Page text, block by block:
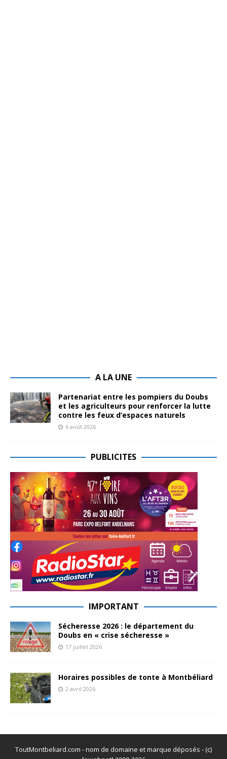
A LA UNE
Partenariat entre les pompiers du Doubs
et les agriculteurs pour renforcer la lutte
contre les feux d’espaces naturels
6 août 2026
PUBLICITES
IMPORTANT
Sécheresse 2026 : le département du
Doubs en « crise sécheresse »
17 juillet 2026
Horaires possibles de tonte à Montbéliard
2 avril 2026
ToutMontbeliard.com - nom de domaine et marque déposés - (c)